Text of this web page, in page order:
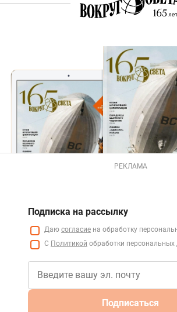
РЕКЛАМА
Подписка на рассылку
Даю согласие на обработку
С Политикой обработки персональных
Подписаться